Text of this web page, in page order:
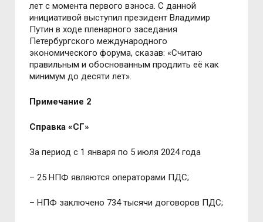
лет с момента первого взноса. С данной
инициативой выступил президент Владимир
Путин в ходе пленарного заседания
Петербургского международного
экономического форума, сказав: «Считаю
правильным и обоснованным продлить её как
минимум до десяти лет».
Примечание 2
Справка «СГ»
За период с 1 января по 5 июля 2024 года
– 25 НПФ являются операторами ПДС;
– НПФ заключено 734 тысячи договоров ПДС;